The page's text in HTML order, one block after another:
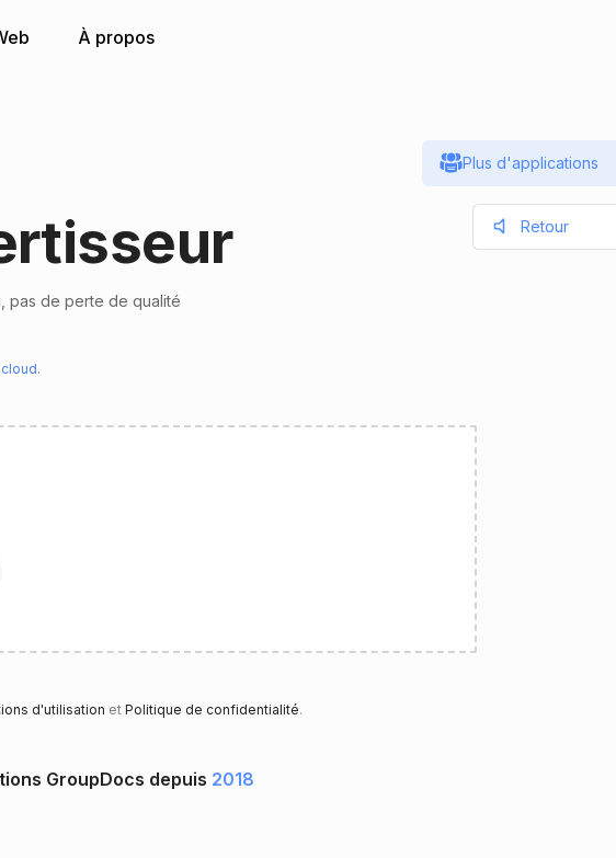
À propos
pas de perte de qualité
.
d'utilisation et Politique de confidentialité.
GroupDocs depuis 2018
Plus d'applications
Retour